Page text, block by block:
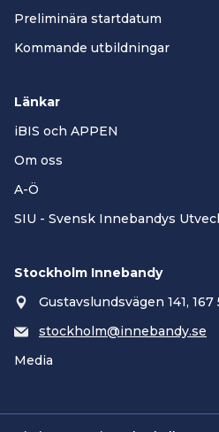
Preliminära startdatum
Kommande utbildningar
Länkar
iBIS och APPEN
Om oss
A-Ö
SIU - Svensk Innebandys
Stockholm Innebandy
Gustavslundsvägen 141, 167
stockholm@innebandy.se
Media